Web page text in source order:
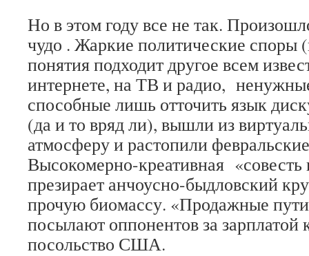
Но в этом году все не так.
чудо . Жаркие политические споры
понятия подходит другое всем
интернете, на ТВ и радио,
способные лишь отточить язык
(да и то вряд ли), вышли из
атмосферу и растопили
Высокомерно-креативная «совесть
презирает анчоусно-быдловский
прочую биомассу. «Продажные
посылают оппонентов за
посольство США.